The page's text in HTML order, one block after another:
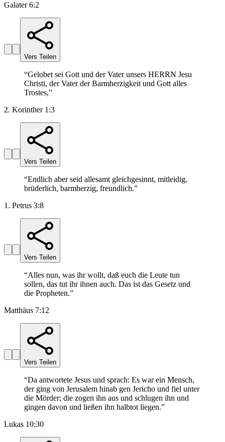
Galater 6:2
Vers Teilen
“Gelobet sei Gott und der Vater unsers HERRN Jesu
Christi, der Vater der Barmherzigkeit und Gott alles
Trostes,”
2. Korinther 1:3
Vers Teilen
“Endlich aber seid allesamt gleichgesinnt, mitleidig,
brüderlich, barmherzig, freundlich.”
1. Petrus 3:8
Vers Teilen
“Alles nun, was ihr wollt, daß euch die Leute tun
sollen, das tut ihr ihnen auch. Das ist das Gesetz und
die Propheten.”
Matthäus 7:12
Vers Teilen
“Da antwortete Jesus und sprach: Es war ein Mensch,
der ging von Jerusalem hinab gen Jericho und fiel unter
die Mörder; die zogen ihn aus und schlugen ihn und
gingen davon und ließen ihn halbtot liegen.”
Lukas 10:30